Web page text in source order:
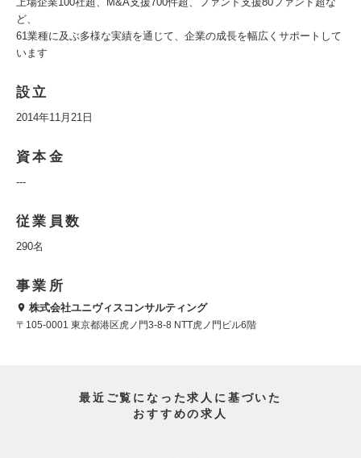
ど、
61業種に及ぶ多様な実績を通じて、企業の成長を幅広くサポートして
います
設立
2014年11月21日
資本金
---
従業員数
290名
事業所
株式会社ユニヴィスコンサルティング
〒105-0001 東京都港区虎ノ門3-8-8 NTT虎ノ門ビル6階
最近ご覧になった求人に基づいた
おすすめの求人